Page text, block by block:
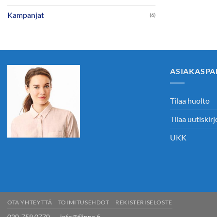
Kampanjat (6)
Tilaa huolto
Tilaa
UKK
OTA YHTEYTTÄ TOIMITUSEHDOT REKISTERISELOSTE